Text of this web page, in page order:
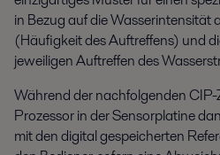
in Bezug auf die Wasserintensität
(Häufigkeit des Auftreffens) und
jeweiligen Auftreffen des
Während der nachfolgenden
Prozessor in der Sensorplatine
mit den digital gespeicherten